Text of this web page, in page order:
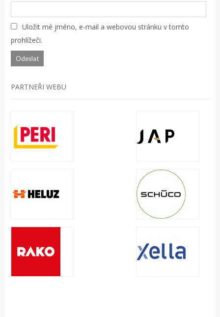
Uložit mé jméno, e-mail a webovou stránku v tomto
prohlížeči.
PARTNEŘI WEBU